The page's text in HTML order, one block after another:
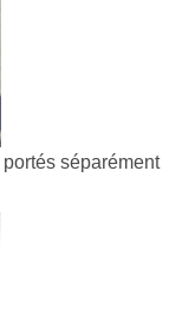
séparément